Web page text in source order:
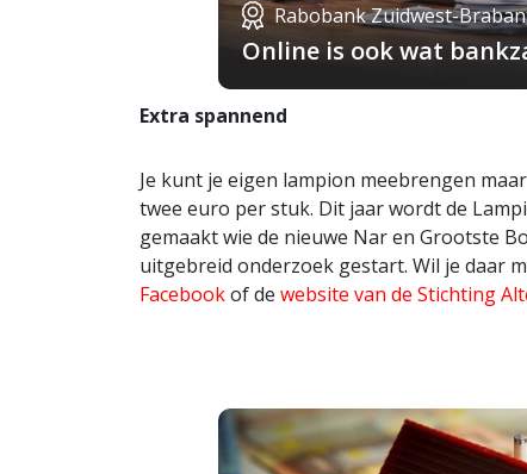
Rabobank Zuidwest-
Online is ook wat
Extra spannend
Je kunt je eigen lampion meebrengen
twee euro per stuk. Dit jaar wordt de
gemaakt wie de nieuwe Nar en Grootste
uitgebreid onderzoek gestart. Wil je daar
Facebookof de website van de Stichting